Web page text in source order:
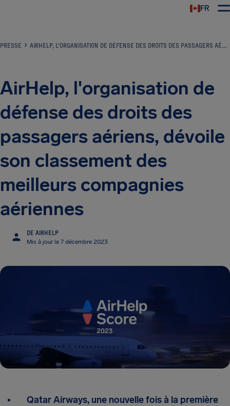
FR
PRESSE AIRHELP, L'ORGANISATION DE DÉFENSE DES DROITS DES PASSAGERS AÉRIENS, DÉVOILE SON CLASSEMENT DES MEILLEURS COMPAGNIES AÉRIENNES
AirHelp, l'organisation de
défense des droits des
passagers aériens, dévoile
son classement des
meilleurs compagnies
aériennes
DE AIRHELP
Mis à jour le 7 décembre 2023
Qatar Airways, une nouvelle fois à la première